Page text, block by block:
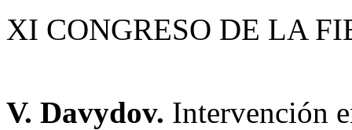
XI CONGRESO DE LA
V. Davydov. Intervención